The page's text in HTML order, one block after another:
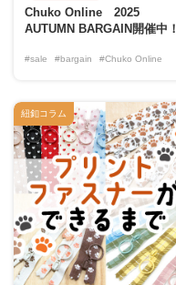
Chuko Online 2025
AUTUMN BARGAIN開催中！
#sale #bargain #Chuko Online
紐釦コラム